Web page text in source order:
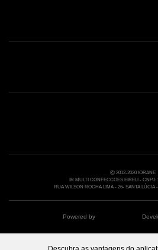
Nossas Lojas
Ⓒ 2012-2020 IORANE
IR MULTI CONFECCOES EIRELI - CNPJ:
RUA WILSON ROCHA LIMA - 26- SANTA LÚCIA
Powered by